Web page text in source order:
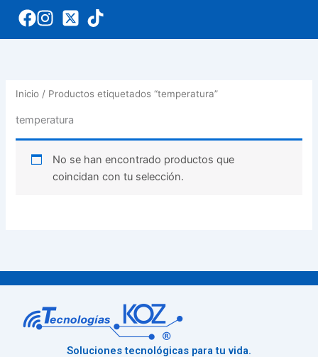
Inicio / Productos etiquetados “temperatura”
temperatura
No se han encontrado productos que
coincidan con tu selección.
Soluciones tecnológicas para tu vida.